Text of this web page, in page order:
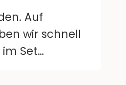
Entfernen
wir noch
Auf
wir schnell
Set